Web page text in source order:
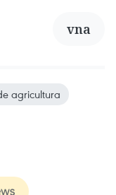
vna
agricultura